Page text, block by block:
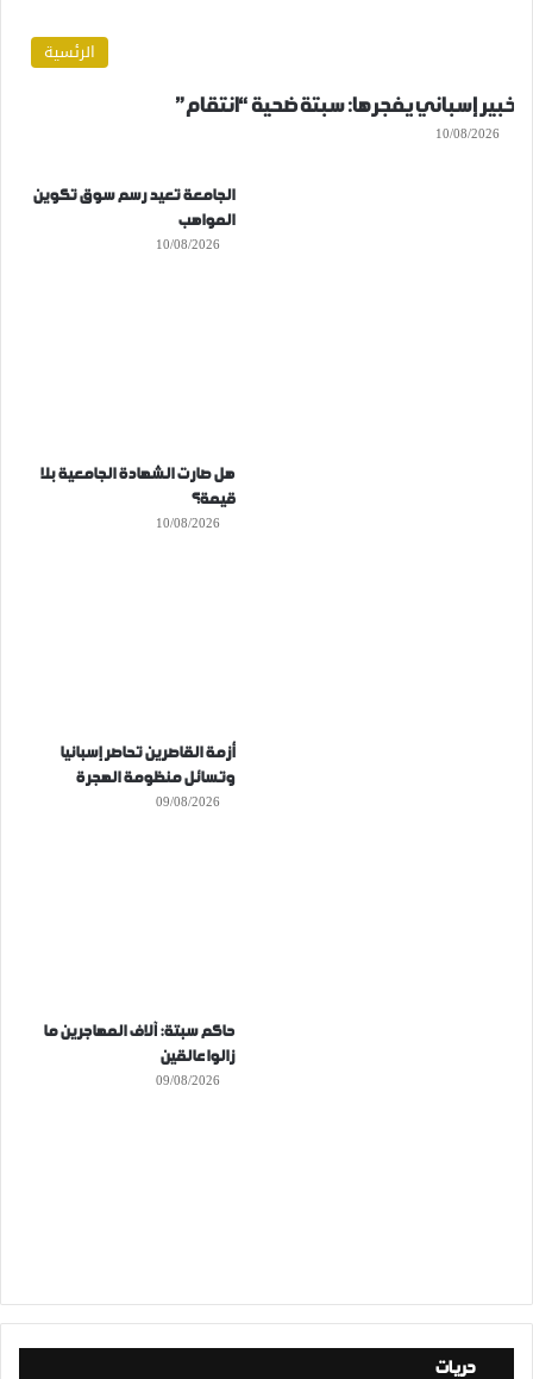
الرئسية
خبير إسباني يفجرها: سبتة ضحية “انتقام”
10/08/2026
الجامعة تعيد رسم سوق تكوين
المواهب
10/08/2026
هل صارت الشهادة الجامعية بلا
قيمة؟
10/08/2026
أزمة القاصرين تحاصر إسبانيا
وتسائل منظومة الهجرة
09/08/2026
حاكم سبتة: آلاف المهاجرين ما
زالوا عالقين
09/08/2026
حريات